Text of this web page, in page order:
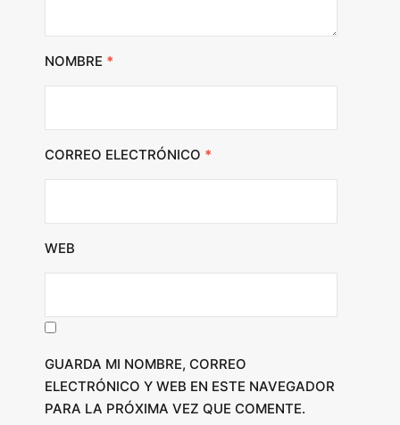
NOMBRE *
CORREO ELECTRÓNICO *
WEB
GUARDA MI NOMBRE, CORREO
ELECTRÓNICO Y WEB EN ESTE NAVEGADOR
PARA LA PRÓXIMA VEZ QUE COMENTE.